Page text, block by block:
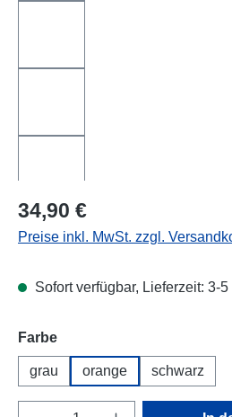
Regulärer Preis:
34,90 €
Preise inkl. MwSt. zzgl.
Sofort verfügbar, Lieferzeit: 3-5
Farbeauswählen
grau orange schwarz